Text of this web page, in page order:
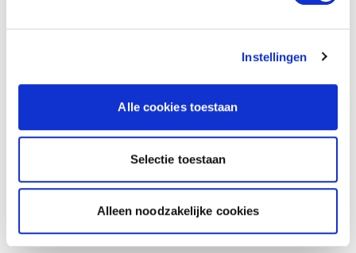
Instellingen
Alle cookies toestaan
Selectie toestaan
Alleen noodzakelijke cookies